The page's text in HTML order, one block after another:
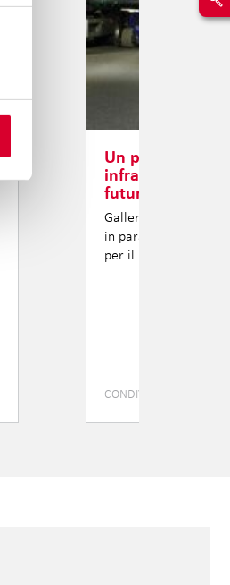
Un progetto di
infrastrutture
futuro.
Galleria Bubenholz:
in parallelo
per il risanamento
CONDIVIDI